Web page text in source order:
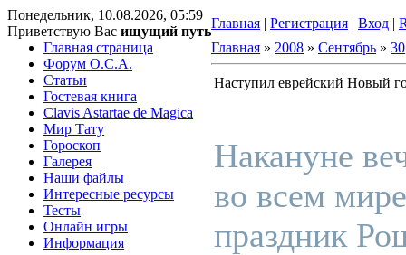
Понедельник, 10.08.2026, 05:59
Приветствую Вас ищущий путь
Главная | Регистрация | Вход |
Главная страница
Форум O.C.A.
Статьи
Гостевая книга
Clavis Astartae de Magica
Мир Тату
Гороскоп
Галерея
Наши файлы
Интересные ресурсы
Тесты
Онлайн игры
Информация
Главная » 2008 » Сентябрь » 30
Наступил еврейский Новый
Накануне
во всем
праздник